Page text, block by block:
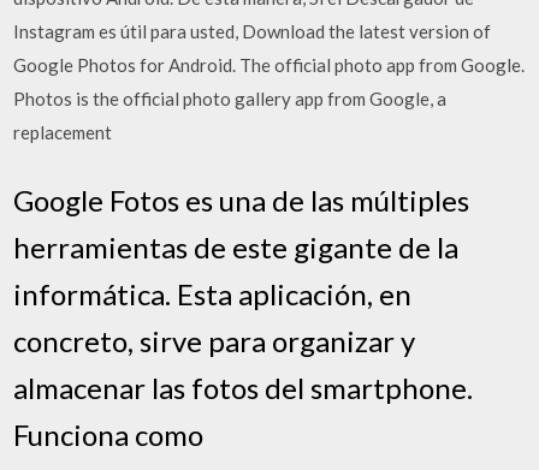
Instagram es útil para usted, Download the latest version of
Google Photos for Android. The official photo app from Google.
Photos is the official photo gallery app from Google, a
replacement
Google Fotos es una de las múltiples
herramientas de este gigante de la
informática. Esta aplicación, en
concreto, sirve para organizar y
almacenar las fotos del smartphone.
Funciona como